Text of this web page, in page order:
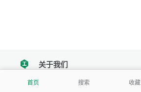
首页 搜索 收藏
tencent关于我们
我们努力把每一个工具做成批量处理的产品